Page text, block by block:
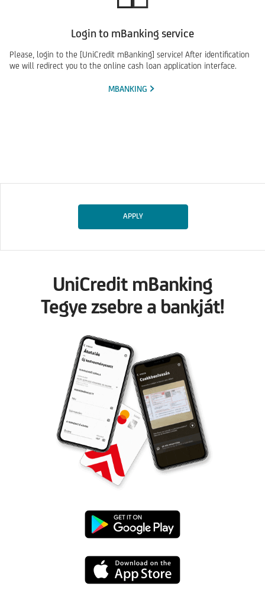
Login to mBanking service
Please, login to the [UniCredit mBanking] service! After identification
we will redirect you to the online cash loan application interface.
MBANKING
APPLY
UniCredit mBanking
Tegye zsebre a bankját!
UniCredit
mBanking
letöltése
UniCredit